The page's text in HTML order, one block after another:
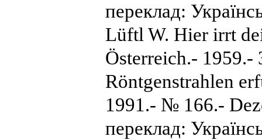
переклад:
Lüftl W. Hier irrt
Österreich.- 1959.-
Röntgenstrahlen
1991.- № 166.-
переклад: